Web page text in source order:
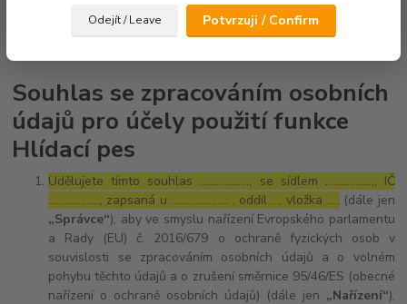
Odejít / Leave Potvrzuji / Confirm
Souhlas se zpracováním osobních údajů pro účely použití funkce
Souhlas se zpracováním osobních
údajů pro účely použití funkce
Hlídací pes
Udělujete tímto souhlas ……………..., se sídlem ………………, IČ
………………., zapsaná u ………………… , oddíl …, vložka ….. (dále jen
„Správce“), aby ve smyslu nařízení Evropského parlamentu
a Rady (EU) č. 2016/679 o ochraně fyzických osob v
souvislosti se zpracováním osobních údajů a o volném
pohybu těchto údajů a o zrušení směrnice 95/46/ES (obecné
nařízení o ochraně osobních údajů) (dále jen „Nařízení“),